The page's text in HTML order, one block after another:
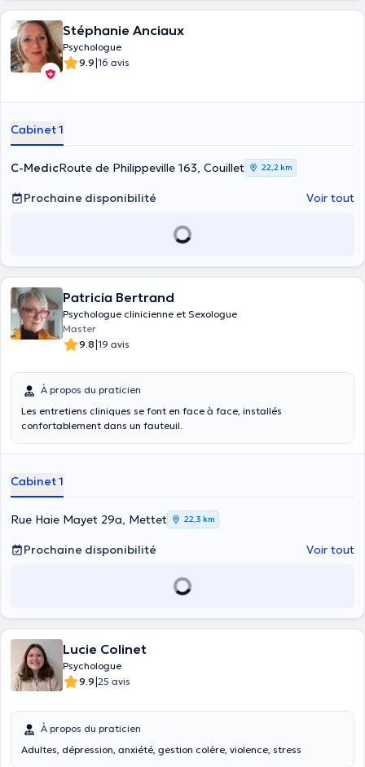
Stéphanie Anciaux
Psychologue
9.9|16 avis
Cabinet 1
C-MedicRoute de Philippeville 163, Couillet 22,2 km
Prochaine disponibilité Voir tout
Patricia Bertrand
Psychologue clinicienne et Sexologue
Master
9.8|19 avis
À propos du praticien
Les entretiens cliniques se font en face à face, installés
confortablement dans un fauteuil.
Cabinet 1
Rue Haie Mayet 29a, Mettet 22,3 km
Prochaine disponibilité Voir tout
Lucie Colinet
Psychologue
9.9|25 avis
À propos du praticien
Adultes, dépression, anxiété, gestion colère, violence, stress